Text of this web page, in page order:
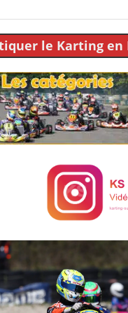
le Karting en